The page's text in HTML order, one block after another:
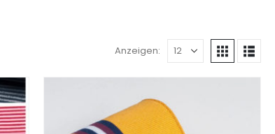
Anzeigen: